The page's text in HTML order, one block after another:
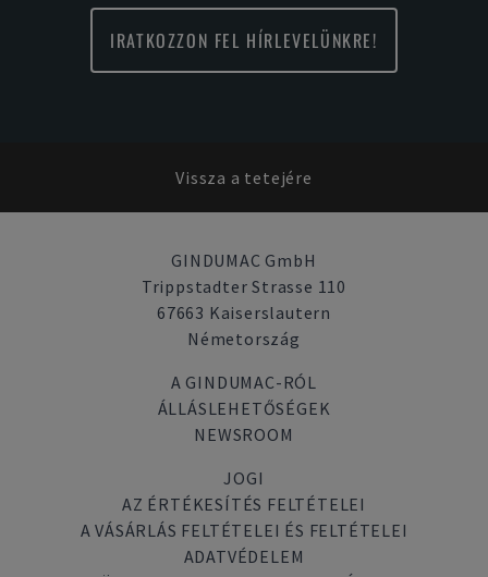
IRATKOZZON FEL HÍRLEVELÜNKRE!
Vissza a tetejére
GINDUMAC GmbH
Trippstadter Strasse 110
67663 Kaiserslautern
Németország
A GINDUMAC-RÓL
ÁLLÁSLEHETŐSÉGEK
NEWSROOM
JOGI
AZ ÉRTÉKESÍTÉS FELTÉTELEI
A VÁSÁRLÁS FELTÉTELEI ÉS FELTÉTELEI
ADATVÉDELEM